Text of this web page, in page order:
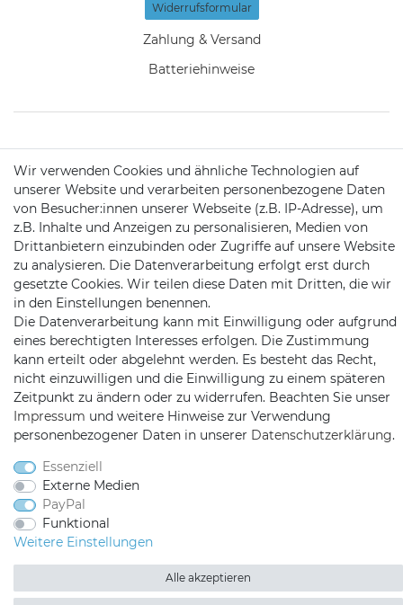
Widerrufs­formular
Zahlung & Versand
Batteriehinweise
KONTAKT
Telefon: 09721 / 9453362
Mail:info@satshopping.de
Kopenhagenstr. 4
97424 Schweinfurt
*Alle Preise inkl. MwSt., zzgl. Versandkosten
Wir verwenden Cookies und ähnliche Technologien auf
unserer Website und verarbeiten personenbezogene Daten
von Besucher:innen unserer Webseite (z.B. IP-Adresse), um
z.B. Inhalte und Anzeigen zu personalisieren, Medien von
Drittanbietern einzubinden oder Zugriffe auf unsere Website
zu analysieren. Die Datenverarbeitung erfolgt erst durch
gesetzte Cookies. Wir teilen diese Daten mit Dritten, die wir
in den Einstellungen benennen.
Die Datenverarbeitung kann mit Einwilligung oder aufgrund
eines berechtigten Interesses erfolgen. Die Zustimmung
kann erteilt oder abgelehnt werden. Es besteht das Recht,
nicht einzuwilligen und die Einwilligung zu einem späteren
Zeitpunkt zu ändern oder zu widerrufen. Beachten Sie unser
Impressum und weitere Hinweise zur Verwendung
personenbezogener Daten in unserer Daten­schutz­erklärung.
Essenziell
Externe Medien
PayPal
Funktional
Weitere Einstellungen
Alle akzeptieren